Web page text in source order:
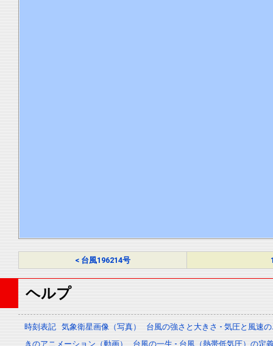
< 台風196214号
ヘルプ
時刻表記 気象衛星画像（写真）
台風の強さと大きさ - 気圧と風速
きのアニメーション（動画）
台風の一生 - 台風（熱帯低気圧）の定